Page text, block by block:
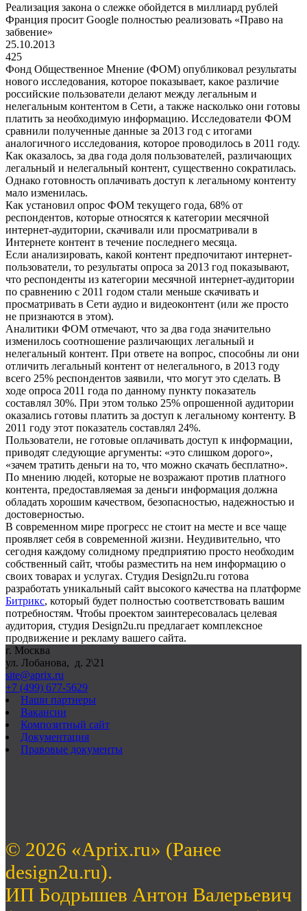
Реализация закона о слежке обойдется в миллиард рублей
Франция просит Google полностью реализовать «Право на
забвение»
25.10.2013
425
Фонд Общественное Мнение (ФОМ) опубликовал результаты
нового исследования, которое показывает, какое различие
российские пользователи делают между легальным и
нелегальным контентом в Сети, а также насколько они готовы
платить за необходимую информацию. Исследователи ФОМ
сравнили полученные данные за 2013 год с итогами
аналогичного исследования, которое проводилось в 2011 году.
Как оказалось, за два года доля пользователей, различающих
легальный и нелегальный контент, существенно сократилась.
Однако готовность оплачивать доступ к легальному контенту
мало изменилась.
Как установил опрос ФОМ текущего года, 68% от
респондентов, которые относятся к категории месячной
интернет-аудитории, скачивали или просматривали в
Интернете контент в течение последнего месяца.
Если анализировать, какой контент предпочитают интернет-
пользователи, то результаты опроса за 2013 год показывают,
что респонденты из категории месячной интернет-аудитории
по сравнению с 2011 годом стали меньше скачивать и
просматривать в Сети аудио и видеоконтент (или же просто
не признаются в этом).
Аналитики ФОМ отмечают, что за два года значительно
изменилось соотношение различающих легальный и
нелегальный контент. При ответе на вопрос, способны ли они
отличить легальный контент от нелегального, в 2013 году
всего 25% респондентов заявили, что могут это сделать. В
ходе опроса 2011 года по данному пункту показатель
составлял 30%. При этом только 25% опрошенной аудитории
оказались готовы платить за доступ к легальному контенту. В
2011 году этот показатель составлял 24%.
Пользователи, не готовые оплачивать доступ к информации,
приводят следующие аргументы: «это слишком дорого»,
«зачем тратить деньги на то, что можно скачать бесплатно».
По мнению людей, которые не возражают против платного
контента, предоставляемая за деньги информация должна
обладать хорошим качеством, безопасностью, надежностью и
достоверностью.
В современном мире прогресс не стоит на месте и все чаще
проявляет себя в современной жизни. Неудивительно, что
сегодня каждому солидному предприятию просто необходим
собственный сайт, чтобы разместить на нем информацию о
своих товарах и услугах. Студия Design2u.ru готова
разработать уникальный сайт высокого качества на платформе
Битрикс, который будет полностью соответствовать вашим
потребностям. Чтобы проектом заинтересовалась целевая
аудитория, студия Design2u.ru предлагает комплексное
продвижение и рекламу вашего сайта.
г. Москва
ул. Лобанова, д. 2\21
site@aprix.ru
+7 (499) 677-5629
Наши партнеры
Вакансии
Композитный сайт
Документация
Правовые документы
© 2026 «Aprix.ru» (Ранее
design2u.ru).
ИП Бодрышев Антон Валерьевич